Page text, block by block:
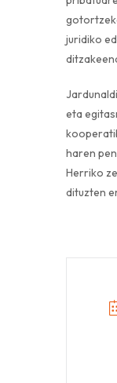
juridiko
eta
haren
Herriko
dituzten